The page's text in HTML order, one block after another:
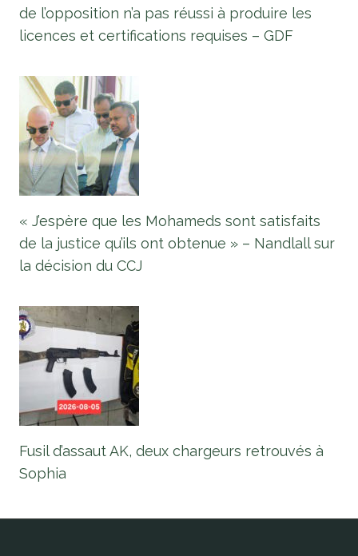
de l’opposition n’a pas réussi à produire les
licences et certifications requises – GDF
« J’espère que les Mohameds sont satisfaits
de la justice qu’ils ont obtenue » – Nandlall sur
la décision du CCJ
Fusil d’assaut AK, deux chargeurs retrouvés à
Sophia